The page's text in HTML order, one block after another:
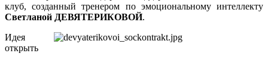
клуб, созданный тренером по эмоциональному интеллекту
Светланой ДЕВЯТЕРИКОВОЙ.
Идея
открыть